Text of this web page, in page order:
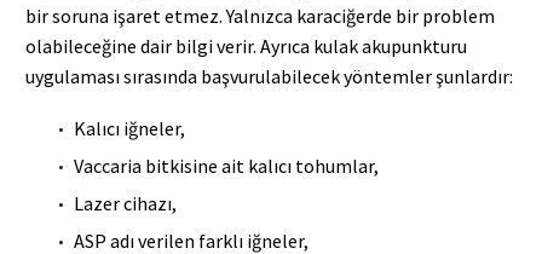
bir soruna işaret etmez. Yalnızca karaciğerde bir problem
olabileceğine dair bilgi verir. Ayrıca kulak akupunkturu
uygulaması sırasında başvurulabilecek yöntemler şunlardır:
Kalıcı iğneler,
Vaccaria bitkisine ait kalıcı tohumlar,
Lazer cihazı,
ASP adı verilen farklı iğneler,